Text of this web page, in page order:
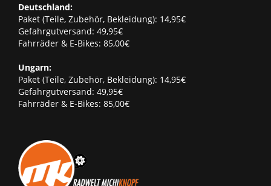
Deutschland:
Paket (Teile, Zubehör, Bekleidung): 14,95€
Gefahrgutversand: 49,95€
Fahrräder & E-Bikes: 85,00€
Ungarn:
Paket (Teile, Zubehör, Bekleidung): 14,95€
Gefahrgutversand: 49,95€
Fahrräder & E-Bikes: 85,00€